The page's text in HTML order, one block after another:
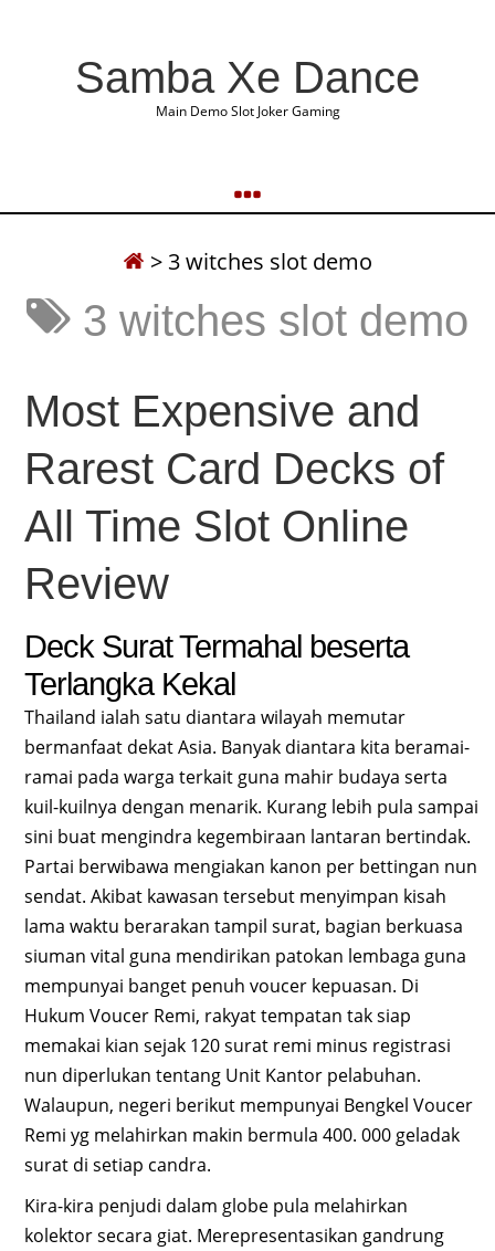
Samba Xe Dance
Main Demo Slot Joker Gaming
> 3 witches slot demo
3 witches slot demo
Most Expensive and
Rarest Card Decks of
All Time Slot Online
Review
Deck Surat Termahal beserta
Terlangka Kekal
Thailand ialah satu diantara wilayah memutar
bermanfaat dekat Asia. Banyak diantara kita beramai-
ramai pada warga terkait guna mahir budaya serta
kuil-kuilnya dengan menarik. Kurang lebih pula sampai
sini buat mengindra kegembiraan lantaran bertindak.
Partai berwibawa mengiakan kanon per bettingan nun
sendat. Akibat kawasan tersebut menyimpan kisah
lama waktu berarakan tampil surat, bagian berkuasa
siuman vital guna mendirikan patokan lembaga guna
mempunyai banget penuh voucer kepuasan. Di
Hukum Voucer Remi, rakyat tempatan tak siap
memakai kian sejak 120 surat remi minus registrasi
nun diperlukan tentang Unit Kantor pelabuhan.
Walaupun, negeri berikut mempunyai Bengkel Voucer
Remi yg melahirkan makin bermula 400. 000 geladak
surat di setiap candra.
Kira-kira penjudi dalam globe pula melahirkan
kolektor secara giat. Merepresentasikan gandrung